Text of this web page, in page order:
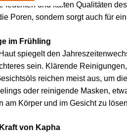
feuchten und kalten Qualitäten
Poren, sondern sorgt auch für
im Frühling
spiegelt den
sein. Klärende
reichen meist aus, um
oder reinigende Masken,
am Körper und im Gesicht zu
von Kapha